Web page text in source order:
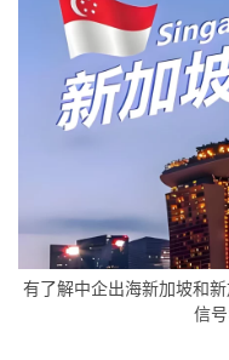
有了解中企出海新加坡和
信